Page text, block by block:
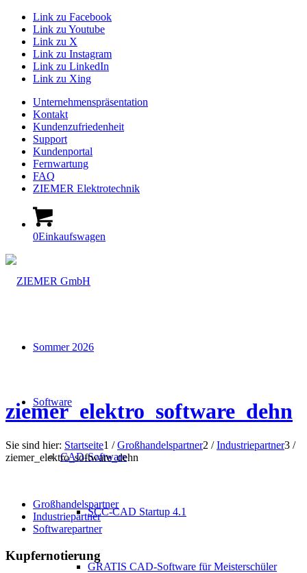
Link zu Facebook
Link zu Youtube
Link zu X
Link zu Instagram
Link zu LinkedIn
Link zu Xing
Unternehmenspräsentation
Kontakt
Kundenzufriedenheit
Support
Kundenportal
Fernwartung
FAQ
ZIEMER Elektrotechnik
0Einkaufswagen
Sommer 2026
Software
CAD-Software
SCC-CAD Startup 4.1
GRATIS CAD-Software für Meisterschüler
ziemer_elektro_software_dehn
Sie sind hier: Startseite1 / Großhandelspartner2 / Industriepartner3 /
ziemer_elektro_software_dehn
Großhandelspartner
Industriepartner
Softwarepartner
Kupfernotierung